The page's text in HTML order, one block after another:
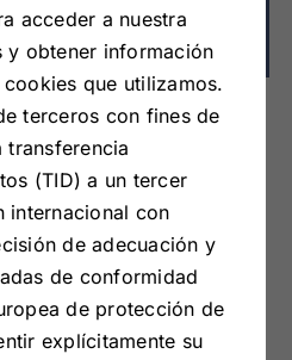
EQUIPO TE
acceder a nuestra
y obtener información
que utilizamos.
terceros con fines de
transferencia
(TID) a un tercer
internacional con
de adecuación y
de conformidad
de protección de
explícitamente su